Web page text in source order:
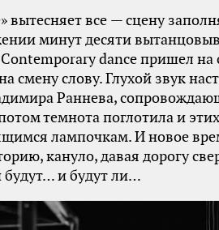
вытесняет все — сцену
минут десяти
dance пришел на
смену слову. Глухой звук
Раннева,
темнота поглотила и
лампочкам. И новое
кануло, давая дорогу
и будут ли…